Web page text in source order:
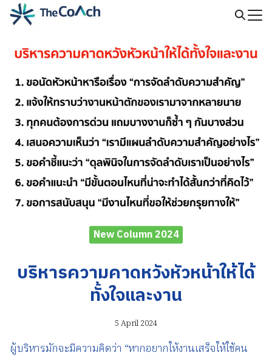
Skip
for:
New Column 2024
บริหารความคาดหวังหัวหน้าให้ได้
ทั้งใจและงาน
5 April 2024
ผู้บริหารมักจะมีความคิดว่า “หากอยากให้งานเสร็จให้ใช้คน